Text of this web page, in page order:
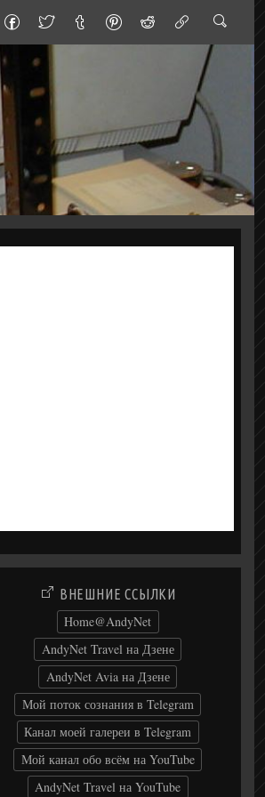
ВНЕШНИЕ ССЫЛКИ
Home@AndyNet
AndyNet Travel на Дзене
AndyNet Avia на Дзене
Мой поток сознания в Telegram
Канал моей галереи в Telegram
Мой канал обо всём на YouTube
AndyNet Travel на YouTube